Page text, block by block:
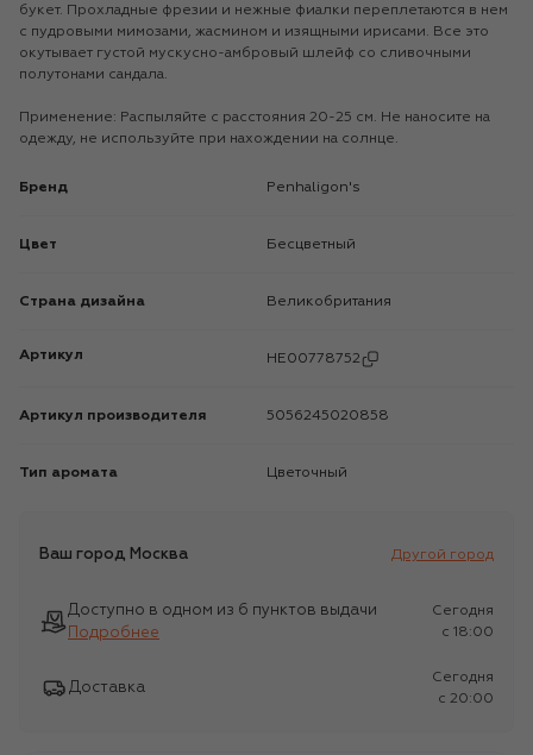
букет. Прохладные фрезии и нежные фиалки переплетаются в нем
с пудровыми мимозами, жасмином и изящными ирисами. Все это
окутывает густой мускусно-амбровый шлейф со сливочными
полутонами сандала.
Применение: Распыляйте с расстояния 20-25 см. Не наносите на
одежду, не используйте при нахождении на солнце.
Бренд Penhaligon's
Цвет Бесцветный
Страна дизайна Великобритания
Артикул HE00778752
Артикул производителя 5056245020858
Тип аромата Цветочный
Ваш город Москва Другой город
Доступно в одном из 6 пунктов выдачи
Подробнее
Сегодня
c 18:00
Доставка
Сегодня
c 20:00